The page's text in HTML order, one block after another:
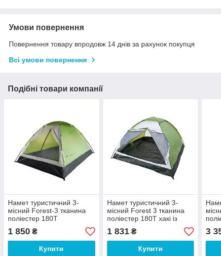
Умови повернення
Повернення товару впродовж 14 днів за рахунок покупця
Всі умови повернення
Подібні товари компанії
Намет туристичний 3-
місний Forest-3 тканина
поліестер 180Т
205х195х120 см (Time
EcoTM)
1 850 ₴
Купити
Намет туристичний 3-
місний Forest 3 тканина
поліестер 180Т хакі із
сірим 195*205*120 см
(Time EcoTM)
1 831₴
Купити
3